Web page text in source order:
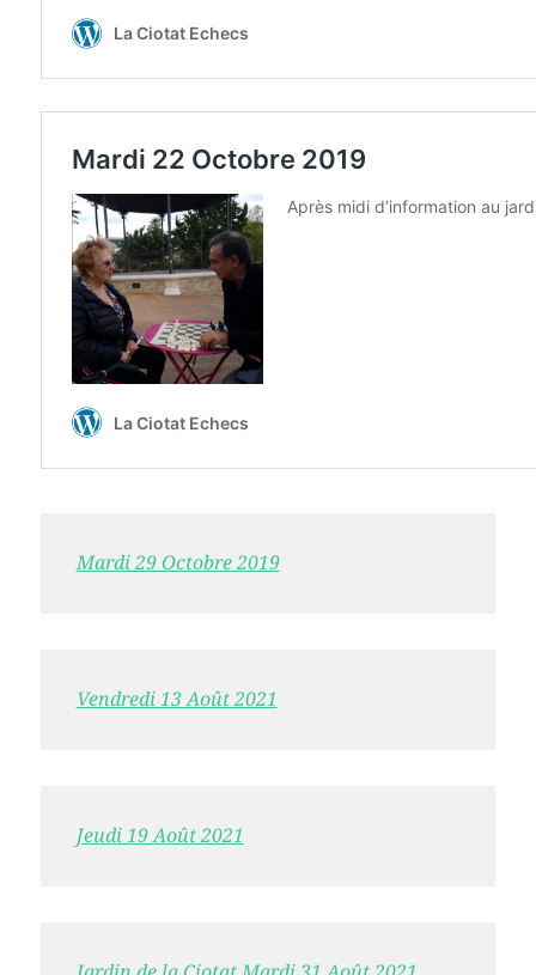
Mardi 29 Octobre 2019
Vendredi 13 Août 2021
Jeudi 19 Août 2021